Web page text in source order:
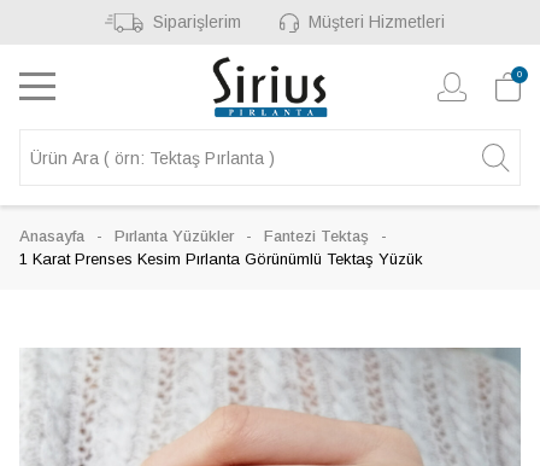
Siparişlerim Müşteri Hizmetleri
0
Anasayfa Pırlanta Yüzükler
Fantezi Tektaş
1 Karat Prenses Kesim Pırlanta Görünümlü Tektaş Yüzük